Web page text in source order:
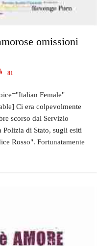
omissioni
81
Female"
Ci era colpevolmente
scorso dal Servizio
di Stato, sugli esiti
Rosso". Fortunatamente